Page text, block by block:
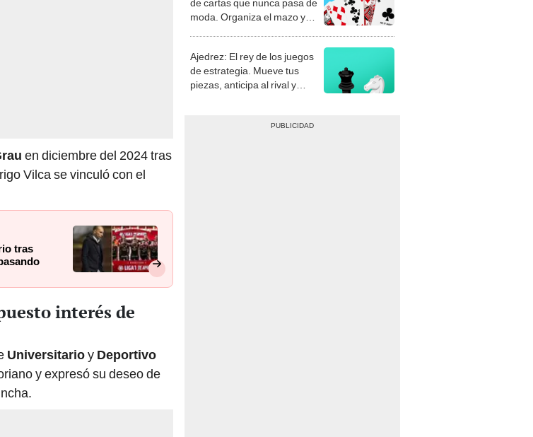
en diciembre del 2024 tras
Vilca se vinculó con el
tras
interés de
Universitarioy Deportivo
y expresó su deseo de
de cartas que nunca pasa de
moda. Organiza el mazo y
Ajedrez: El rey de los juegos
de estrategia. Mueve tus
piezas, anticipa al rival y